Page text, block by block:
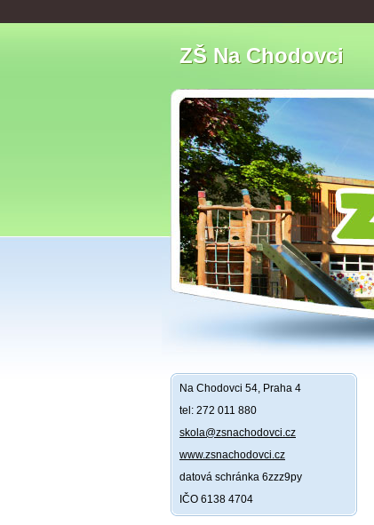
ZŠ Na Chodovci
Na Chodovci 54, Praha 4
tel: 272 011 880
skola@zsnachodovci.cz
www.zsnachodovci.cz
datová schránka 6zzz9py
IČO 6138 4704